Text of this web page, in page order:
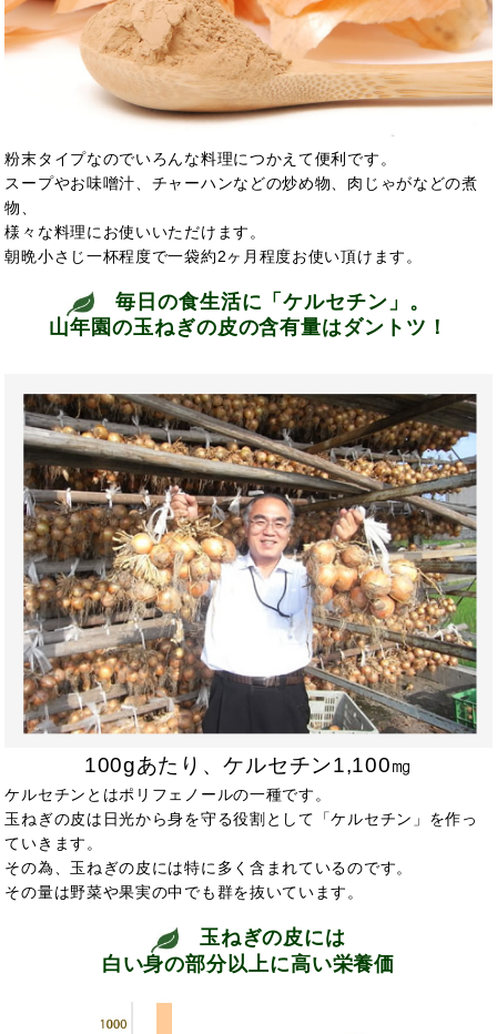
粉末タイプなのでいろんな料理につかえて便利です。
スープやお味噌汁、チャーハンなどの炒め物、肉じゃがなどの煮
物、
様々な料理にお使いいただけます。
朝晩小さじ一杯程度で一袋約2ヶ月程度お使い頂けます。
毎日の食生活に「ケルセチン」。
山年園の玉ねぎの皮の含有量はダントツ！
100gあたり、ケルセチン1,100㎎
ケルセチンとはポリフェノールの一種です。
玉ねぎの皮は日光から身を守る役割として「ケルセチン」を作っ
ていきます。
その為、玉ねぎの皮には特に多く含まれているのです。
その量は野菜や果実の中でも群を抜いています。
玉ねぎの皮には
白い身の部分以上に高い栄養価